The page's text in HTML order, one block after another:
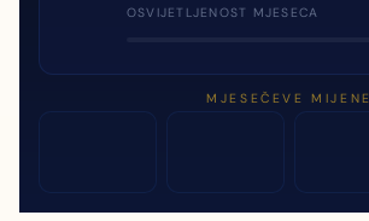
OSVIJETLJENOST MJESECA
MJESEČEVE MIJENE